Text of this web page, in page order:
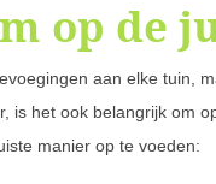
op de
aan elke tuin,
is het ook belangrijk om
manier op te voeden: